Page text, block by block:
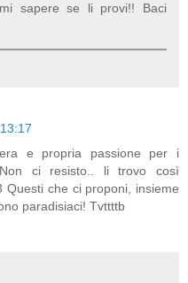
sapere se li provi!! Baci
e propria passione per i
ci resisto.. li trovo così
Questi che ci proponi, insieme
paradisiaci! Tvttttb